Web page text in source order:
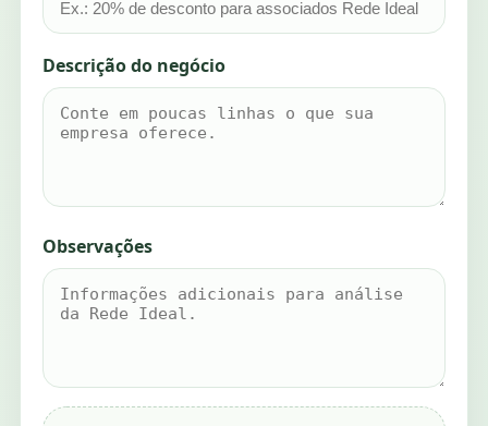
Descrição do negócio
Observações